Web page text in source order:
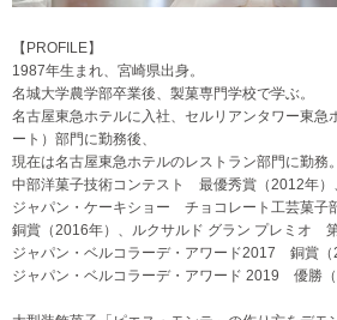
【PROFILE】
1987年生まれ、宮崎県出身。
名城大学農学部卒業後、製菓専門学校で学ぶ。
名古屋東急ホテルに入社、セルリアンタワー東急
ート）部門に勤務後、
現在は名古屋東急ホテルのレストラン部門に勤務。
中部洋菓子技術コンテスト 最優秀賞（2012年）
ジャパン・ケーキショー チョコレート工芸菓子
銅賞（2016年）、ルクサルド グラン プレミオ
ジャパン・ベルコラーデ・アワード2017 銅賞（
ジャパン・ベルコラーデ・アワード 2019 優勝（